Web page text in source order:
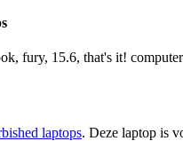
fury, 15.6, that's it!
laptops. Deze laptop is